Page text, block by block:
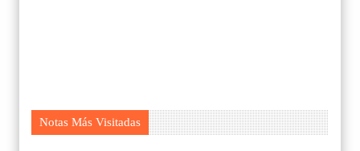
Notas Más Visitadas